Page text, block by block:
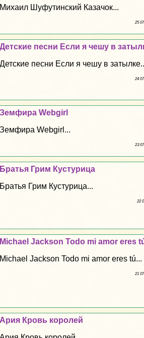
Михаил Шуфутинский Казачок...
25
Детские песни Если я чешу в
Детские песни Если я чешу в
24
Земфира Webgirl
Земфира Webgirl...
23
Братья Грим Кустурица
Братья Грим Кустурица...
22
Michael Jackson Todo mi amor eres
Michael Jackson Todo mi amor eres tú...
21
Ария Кровь королей